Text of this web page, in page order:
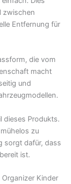
zwischen
Entfernung für
die vom
macht
und
dieses Produkts.
zu
sorgt dafür, dass
ist.
Kinder